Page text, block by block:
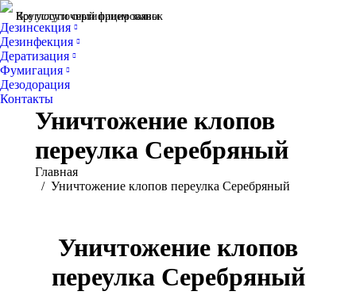
Все услуги сертифицированы
Круглосуточный прием заявок
Дезинсекция
Дезинфекция
Дератизация
Фумигация
Дезодорация
Контакты
Уничтожение клопов
переулка Серебряный
Вы здесь:
Главная
Уничтожение клопов переулка Серебряный
Уничтожение клопов
переулка Серебряный